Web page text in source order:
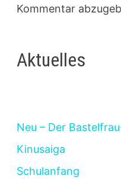
Kommentar
Aktuelles
Neu – Der
Kinusaiga
Schulanfang